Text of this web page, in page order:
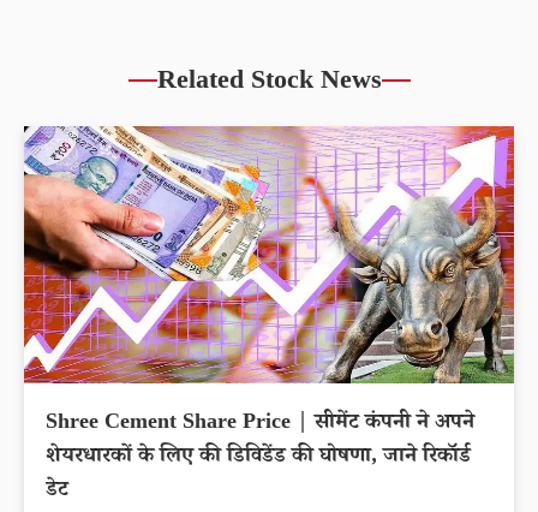
Related Stock News
Shree Cement Share Price | सीमेंट कंपनी ने अपने
शेयरधारकों के लिए की डिविडेंड की घोषणा, जाने रिकॉर्ड
डेट